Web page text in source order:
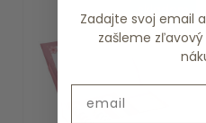
skladom
Zadajte svoj email
zašleme